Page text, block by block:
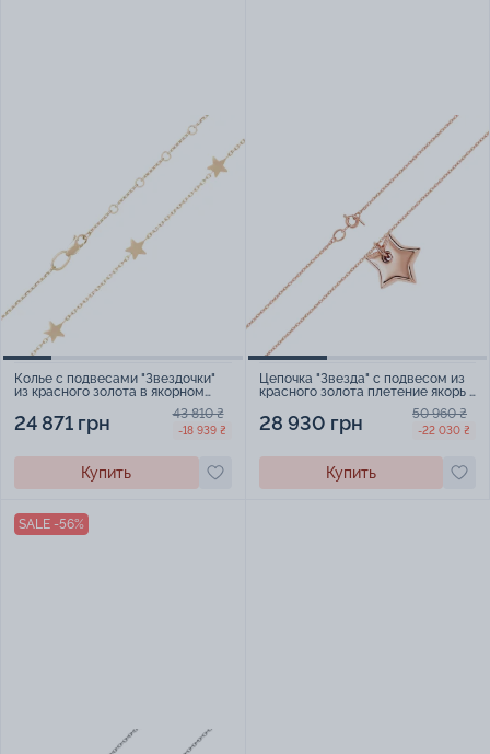
Колье с подвесами "Звездочки"
из красного золота в якорном
24 871 грн 43 810 ₴
-18 939 ₴
Купить
Цепочка "Звезда" с подвесом из
красного золота плетение якорь -
28 930 грн 50 960 ₴
-22 030 ₴
Купить
SALE -56%